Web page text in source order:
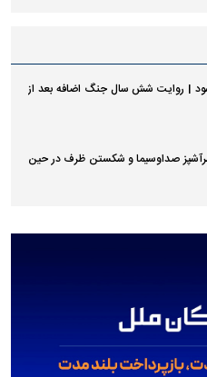
| روایت شش سال جنگ اضافه بعد از
سرآشپز صداوسیما و شکستن ظرف در حین